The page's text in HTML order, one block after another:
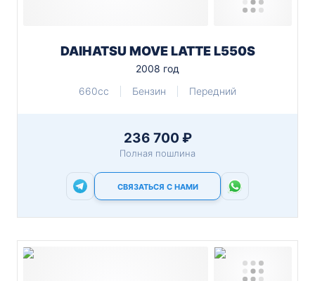
DAIHATSU MOVE LATTE L550S
2008 год
660cc
Бензин Передний
236 700 ₽
Полная пошлина
СВЯЗАТЬСЯ С НАМИ